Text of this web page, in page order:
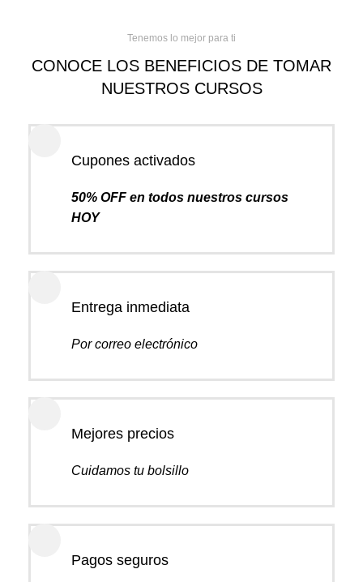
Tenemos lo mejor para ti
CONOCE LOS BENEFICIOS DE TOMAR
NUESTROS CURSOS
Cupones activados
50% OFF en todos nuestros cursos
HOY
Entrega inmediata
Por correo electrónico
Mejores precios
Cuidamos tu bolsillo
Pagos seguros